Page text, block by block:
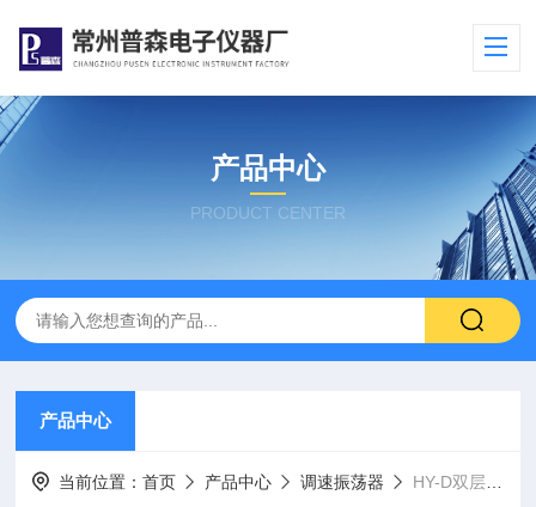
产品中心
PRODUCT CENTER
产品中心
当前位置：首页 产品中心 调速振荡器 HY-D双层调速多用振荡器